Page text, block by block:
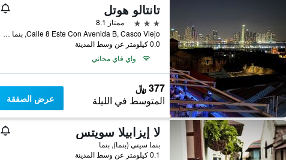
تانتالو هوتل
3 نجوم
ممتاز 8.1
Calle 8 Este Con Avenida B, Casco Viejo, بنما سيتي (بنما), بنما
0.0 كيلومتر عن وسط المدينة
واي فاي مجاني
377 ﷼
المتوسط في الليلة عرض الصفقة
لا إيزابيلا سويتس
بنما سيتي (بنما), بنما
0.1 كيلومتر عن وسط المدينة